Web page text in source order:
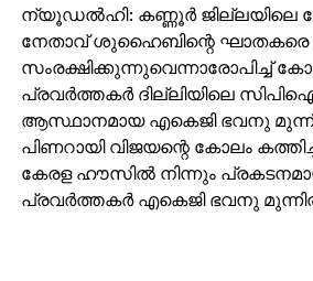
ന്യൂഡല്‍ഹി: കണ്ണൂര്‍
നേതാവ് ശുഹൈബിന്റെ ഘാതകരെ
സംരക്ഷിക്കുന്നുവെന്നാരോപിച്ച്
പ്രവര്‍ത്തകര്‍ ദില്ലിയിലെ
ആസ്ഥാനമായ എകെജി ഭവനു
പിണറായി വിജയന്റെ കോലം
കേരള ഹൗസില്‍ നിന്നും
പ്രവര്‍ത്തകര്‍ എകെജി ഭവനു